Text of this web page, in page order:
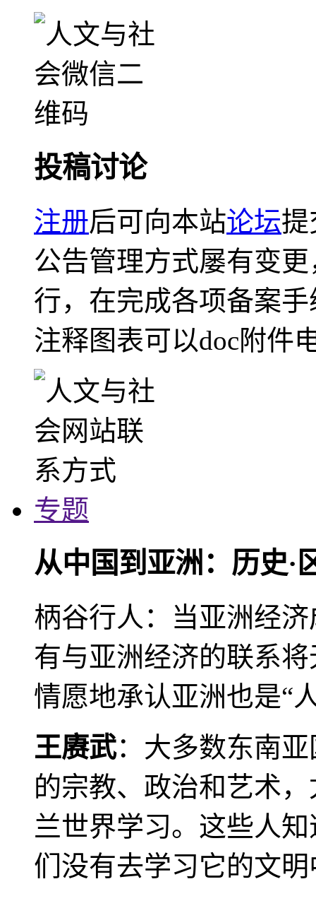
投稿讨论
注册后可向本站论坛提
公告管理方式屡有变
行，在完成各项备案
注释图表可以doc附件
专题
从中国到亚洲：历史·
柄谷行人：当亚洲经
有与亚洲经济的联系
情愿地承认亚洲也是“
王赓武：大多数东南
的宗教、政治和艺术
兰世界学习。这些人
们没有去学习它的文